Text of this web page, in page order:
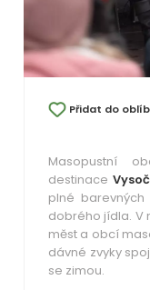
Přidat do
Masopustní
destinace
plné
dobrého jídla. V
měst a obcí
dávné zvyky
se zimou.